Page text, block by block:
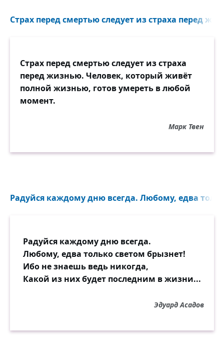
комфорт и жестокий здравый смысл. И я
несколько месяцев вмерзали в
арктические льды, — я был в десять раз
счастливее, чем когда-либо будете вы или
они. Вы ищете себе богатого мужа. Я в
опасностей, ужасов, смерти, чтобы всем
не позволял страху смерти управлять моей
перед бедностью управлял вашей жизнью.
Страх перед смертью следует из страха перед
Страх перед смертью следует из страха
перед жизнью. Человек, который живёт
полной жизнью, готов умереть в любой
момент.
Марк Твен
Радуйся каждому дню всегда. Любому, едва
Радуйся каждому дню всегда.
Любому, едва только светом брызнет!
Ибо не знаешь ведь никогда,
Какой из них будет последним в жизни...
Эдуард Асадов